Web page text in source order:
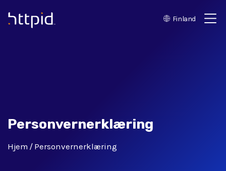
™
Finland
Personvernerklæring
Hjem Personvernerklæring